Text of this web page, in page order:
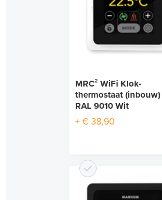
MRC² WiFi Klok-
thermostaat (inbouw)
RAL 9010 Wit
+ € 38,90